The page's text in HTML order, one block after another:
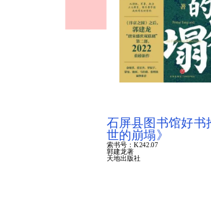
石屏县图书馆好书
世的崩塌》
索书号：K242.07
郭建龙著
天地出版社